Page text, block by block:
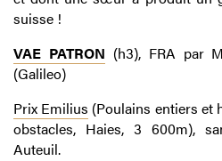
suisse !
VAE PATRON (h3), FRA par
(Galileo)
Prix Emilius (Poulains entiers et
obstacles, Haies, 3 600m),
Auteuil.